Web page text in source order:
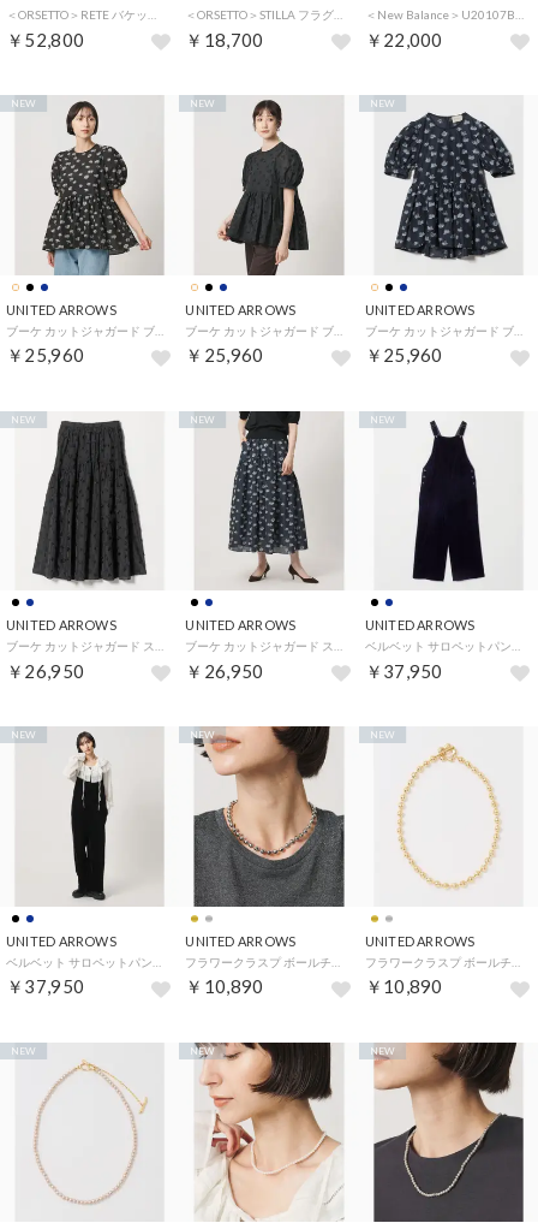
￥52,800 ￥18,700 ￥22,000
UNITED ARROWS
￥25,960
NEW
UNITED ARROWS
￥25,960
NEW
UNITED ARROWS
ブーケ カットジャガード ブラウス （NAVY）
￥25,960
NEW
UNITED ARROWS
￥26,950
NEW
UNITED ARROWS
￥26,950
NEW
UNITED ARROWS
￥37,950
NEW
UNITED ARROWS
￥37,950
NEW
UNITED ARROWS
￥10,890
NEW
UNITED ARROWS
￥10,890
NEW
NEW NEW NEW